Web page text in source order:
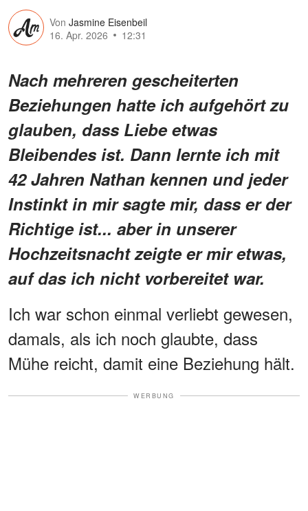
Von Jasmine Eisenbeil
16. Apr. 2026
12:31
Nach mehreren gescheiterten
Beziehungen hatte ich aufgehört zu
glauben, dass Liebe etwas
Bleibendes ist. Dann lernte ich mit
42 Jahren Nathan kennen und jeder
Instinkt in mir sagte mir, dass er der
Richtige ist... aber in unserer
Hochzeitsnacht zeigte er mir etwas,
auf das ich nicht vorbereitet war.
Ich war schon einmal verliebt gewesen,
damals, als ich noch glaubte, dass
Mühe reicht, damit eine Beziehung hält.
WERBUNG